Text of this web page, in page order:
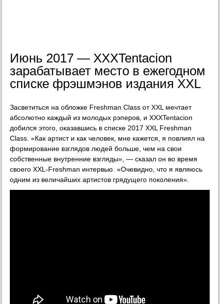
Июнь 2017 — XXXTentacion
зарабатывает место в ежегодном
списке фрэшмэнов издания XXL
Засветиться на обложке Freshman Class от XXL мечтает
абсолютно каждый из молодых рэперов, и XXXTentacion
добился этого, оказавшись в списке 2017 XXL Freshman
Class. «Как артист и как человек, мне кажется, я повлиял на
формирование взглядов людей больше, чем на свои
собственные внутренние взгляды», — сказал он во время
своего XXL-Freshman интервью. «Очевидно, что я являюсь
одним из величайших артистов грядущего поколения».